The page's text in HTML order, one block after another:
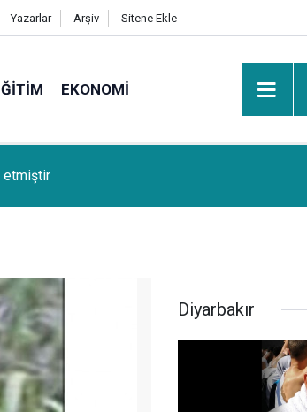
Yazarlar Arşiv Sitene Ekle
EKONOMI
GÜL vefat etmiştir
Diyarbakır